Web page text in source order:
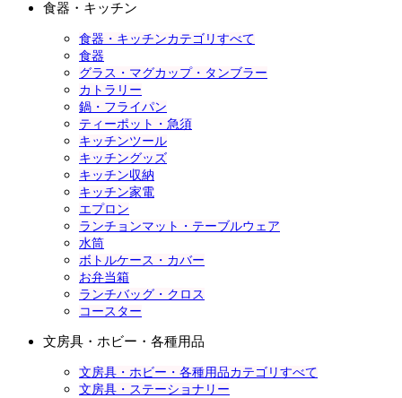
食器・キッチン
食器・キッチンカテゴリすべて
食器
グラス・マグカップ・タンブラー
カトラリー
鍋・フライパン
ティーポット・急須
キッチンツール
キッチングッズ
キッチン収納
キッチン家電
エプロン
ランチョンマット・テーブルウェア
水筒
ボトルケース・カバー
お弁当箱
ランチバッグ・クロス
コースター
文房具・ホビー・各種用品
文房具・ホビー・各種用品カテゴリすべて
文房具・ステーショナリー